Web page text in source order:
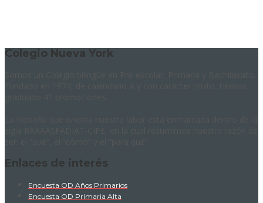
Colegio Nueva York
Enlaces de interés
Encuesta OD Años Primarios
Encuesta OD Primaria Alta